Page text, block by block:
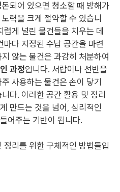
되어 있으면 청소할 때 방해가
력을 크게 절약할 수 있습니
게 널린 물건들을 치우는 데
다 지정된 수납 공간을 마련
않는 물건은 과감히 처분하여
과정입니다. 서랍이나 선반을
사용하는 물건은 손이 닿기
다. 이러한 공간 활용 및 정리
만드는 것을 넘어, 심리적인
어주는 기반이 됩니다.
리를 위한 구체적인 방법들입